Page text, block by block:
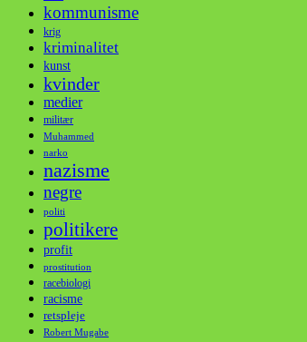
kommunisme
krig
kriminalitet
kunst
kvinder
medier
militær
Muhammed
narko
nazisme
negre
politi
politikere
profit
prostitution
racebiologi
racisme
retspleje
Robert Mugabe